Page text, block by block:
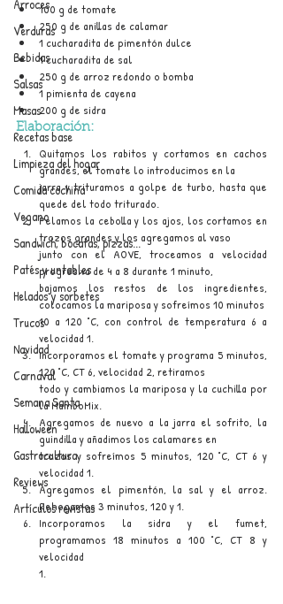
Arroces
Verduras
Bebidas
Salsas
Masas
Recetas base
Limpieza del hogar
Comida cochina
Vegano
Sandwich, bocatas, pizzas...
Patés y untables
Helados y sorbetes
Trucos
Navidad
Carnaval
Semana Santa
Halloween
Gastrocultura
Reviews
Artículos revistas
100 g de tomate
250 g de anillas de calamar
1 cucharadita de pimentón dulce
1 cucharadita de sal
250 g de arroz redondo o bomba
1 pimienta de cayena
200 g de sidra
Elaboración:
Quitamos los rabitos y cortamos en cachos
grandes, el tomate lo introducimos en la
jarra y trituramos a golpe de turbo, hasta que
quede del todo triturado.
Pelamos la cebolla y los ajos, los cortamos en
trozos grandes y los agregamos al vaso
junto con el AOVE, troceamos a velocidad
progresiva de 4 a 8 durante 1 minuto,
bajamos los restos de los ingredientes,
colocamos la mariposa y sofreímos 10 minutos
10 a 120 °C, con control de temperatura 6 a
velocidad 1.
Incorporamos el tomate y programa 5 minutos,
120 °C, CT 6, velocidad 2, retiramos
todo y cambiamos la mariposa y la cuchilla por
la MamboMix.
Agregamos de nuevo a la jarra el sofrito, la
guindilla y añadimos los calamares en
trozos y sofreímos 5 minutos, 120 °C, CT 6 y
velocidad 1.
Agregamos el pimentón, la sal y el arroz.
Rehogamos 3 minutos, 120 y 1.
Incorporamos la sidra y el fumet,
programamos 18 minutos a 100 °C, CT 8 y
velocidad
1.